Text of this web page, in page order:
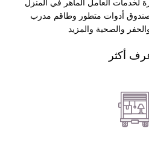
لخدمات العامل الماهر في المنزل
صندوق أدوات متطور وطاقم مدرب